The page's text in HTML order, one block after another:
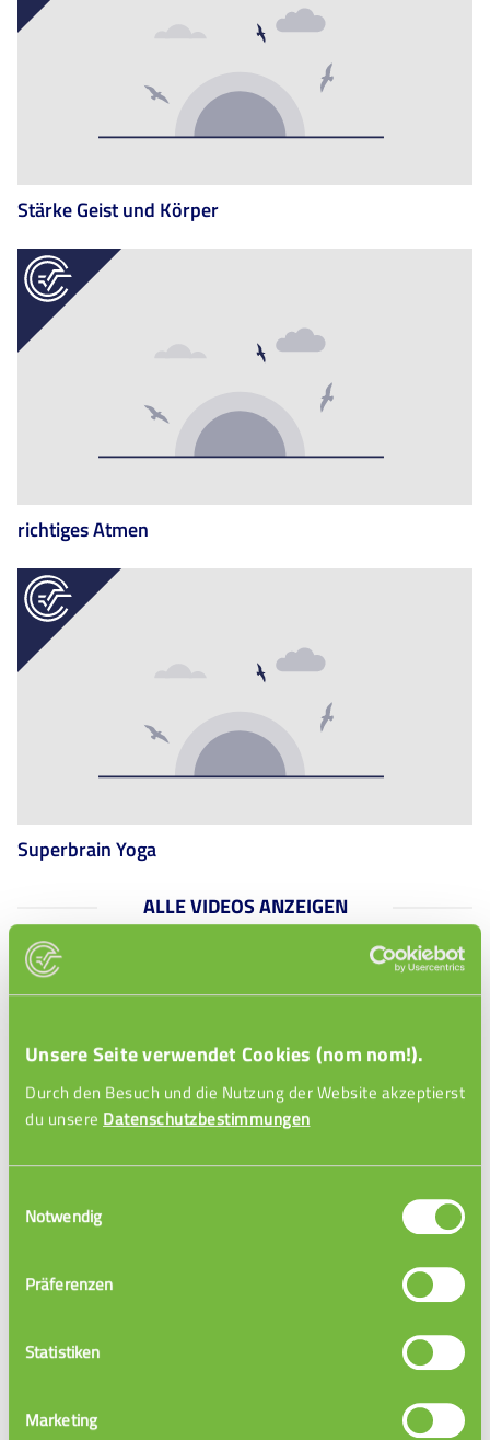
Unsere Seite verwendet Cookies (nom nom!).
Durch den Besuch und die Nutzung der Website akzeptierst
du unsere Datenschutzbestimmungen
Notwendig
Präferenzen
Statistiken
Marketing
Stärke Geist und Körper
richtiges Atmen
Superbrain Yoga
ALLE VIDEOS ANZEIGEN
richtig lernen
Lernstrategien